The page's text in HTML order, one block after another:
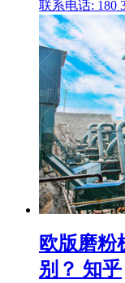
联系电话: 180
欧版磨粉
别？ 知乎